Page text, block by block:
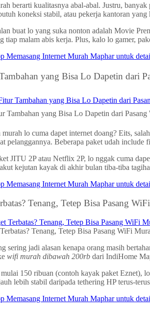
berarti kualitasnya abal-abal. Justru,
koneksi stabil, atau pekerja kantoran
buat lo yang suka nonton adalah Movie
tiap malam abis kerja. Plus, kalo lo gamer,
yang Bisa Lo Dapetin dari
Tambahan yang Bisa Lo Dapetin dari
lo cuma dapet internet doang? Eits,
pelanggannya. Beberapa paket udah
JITU 2P atau Netflix 2P, lo nggak cuma
kejutan kayak di akhir bulan tiba-tiba
Tenang, Tetep Bisa Pasang
Tenang, Tetep Bisa Pasang WiFi
sering jadi alasan kenapa orang masih
wifi murah dibawah 200rb dari IndiHome
150 ribuan (contoh kayak paket Eznet),
lebih stabil daripada tethering HP terus-